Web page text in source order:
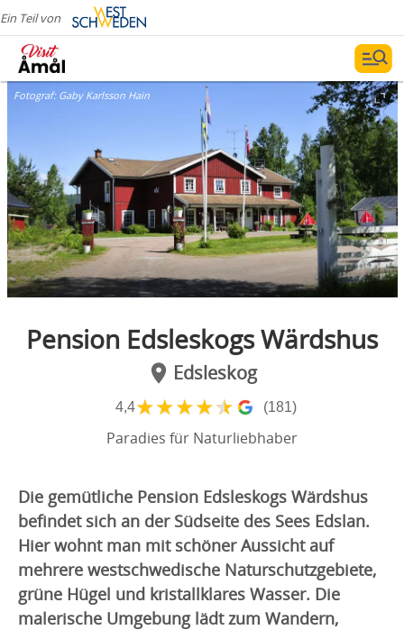
Ein Teil von
Fotograf: Gaby Karlsson Hain
Pension Edsleskogs Wärdshus
Edsleskog
4,4★★★★★ (181)
Paradies für Naturliebhaber
Die gemütliche Pension Edsleskogs Wärdshus
befindet sich an der Südseite des Sees Edslan.
Hier wohnt man mit schöner Aussicht auf
mehrere westschwedische Naturschutzgebiete,
grüne Hügel und kristallklares Wasser. Die
malerische Umgebung lädt zum Wandern,